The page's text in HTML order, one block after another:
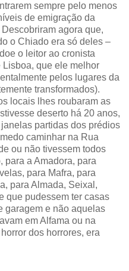
sempre pelo menos
de emigração da
agora que,
o Chiado era só deles –
o leitor ao cronista
que ele melhor
pelos lugares da
transformados).
locais lhes roubaram as
deserto há 20 anos,
partidas dos prédios
caminhar na Rua
ou não tivessem todos
para a Amadora, para
para Mafra, para
para Almada, Seixal,
que pudessem ter casas
garagem e não aquelas
em Alfama ou na
dos horrores, era